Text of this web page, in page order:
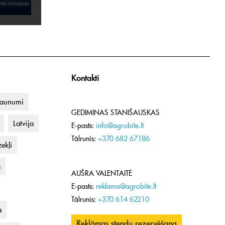
Latvija
Kontakti
GEDIMINAS STANIŠAUSKAS
E-pasts: info@agrobite.lt
Tālrunis: +370 682 67186
AUŠRA VALENTAITĖ
E-pasts: reklama@agrobite.lt
Tālrunis: +370 614 62210
Reklāmas stendu rezervēšana